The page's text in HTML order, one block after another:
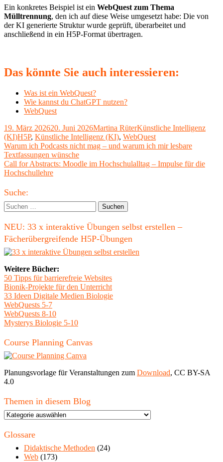
Ein konkretes Beispiel ist ein WebQuest zum Thema
Mülltrennung, den ich auf diese Weise umgesetzt habe: Die von
der KI generierte Struktur wurde geprüft, überarbeitet und
anschließend in ein H5P-Format übertragen.
Das könnte Sie auch interessieren:
Was ist ein WebQuest?
Wie kannst du ChatGPT nutzen?
WebQuest
Veröffentlicht
am
19. März 202620. Juni 2026Autor
Martina RüterKategorien
Künstliche Intelligenz
(KI)Schlagwörter
H5P, Künstliche Intelligenz (KI), WebQuest
Beitragsnavigation
Vorheriger
Beitrag:
Warum ich Podcasts nicht mag – und warum ich mir lesbare
Textfassungen wünsche
Nächster
Beitrag
Call for Abstracts: Moodle im Hochschulalltag – Impulse für die
Hochschullehre
Haupt-
Seitenleiste
Suche:
Suchen
nach:
NEU: 33 x interaktive Übungen selbst erstellen –
Fächerübergreifende H5P-Übungen
Weitere Bücher:
50 Tipps für barrierefreie Websites
Bionik-Projekte für den Unterricht
33 Ideen Digitale Medien Biologie
WebQuests 5-7
WebQuests 8-10
Mysterys Biologie 5-10
Course Planning Canvas
Planungsvorlage für Veranstaltungen zum Download, CC BY-SA
4.0
Themen in diesem Blog
Themen
diesem
Glossare
Didaktische Methoden (24)
Web (173)